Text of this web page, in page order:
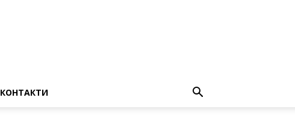
КОНТАКТИ